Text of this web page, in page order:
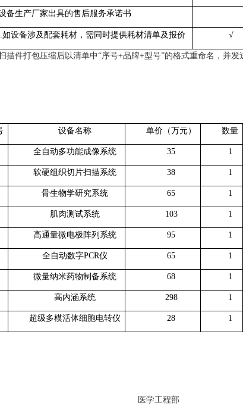
备生产厂家出具的售后服务承诺书
如设备涉及配套耗材，需同时提供耗材清单及报价 √
件打包压缩后以清单中“序号+品牌+型号”的格式重命名，并发
设备名称 单价（万元） 数量
全自动多功能成像系统 35 1
软硬组织切片扫描系统 38 1
骨生物学研究系统 65 1
肌肉测试系统 103 1
高通量微电极阵列系统 95 1
全自动数字PCR仪 65 1
微量纳米药物制备系统 68 1
高内涵系统 298 1
超级多模活体细胞电转仪 28 1
医学工程部